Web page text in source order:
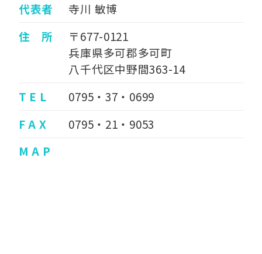
代表者
寺川 敏博
住 所
〒677-0121
兵庫県多可郡多可町
八千代区中野間363-14
T E L
0795・37・0699
F A X
0795・21・9053
M A P